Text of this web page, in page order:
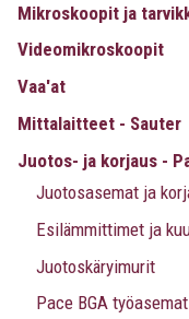
Mikroskoopit ja
Videomikroskoopit
Vaa'at
Mittalaitteet - Sauter
Juotos- ja korjaus -
Juotosasemat ja
Esilämmittimet ja
Juotoskäryimurit
Pace BGA työasemat